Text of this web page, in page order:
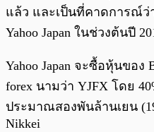
แล้ว และเป็นที่คาดการณ์ว่
Yahoo Japan ในช่วงต้นปี
Yahoo Japan จะซื้อหุ้นขอ
forex นามว่า YJFX โดย
ประมาณสองพันล้านเยน
Nikkei